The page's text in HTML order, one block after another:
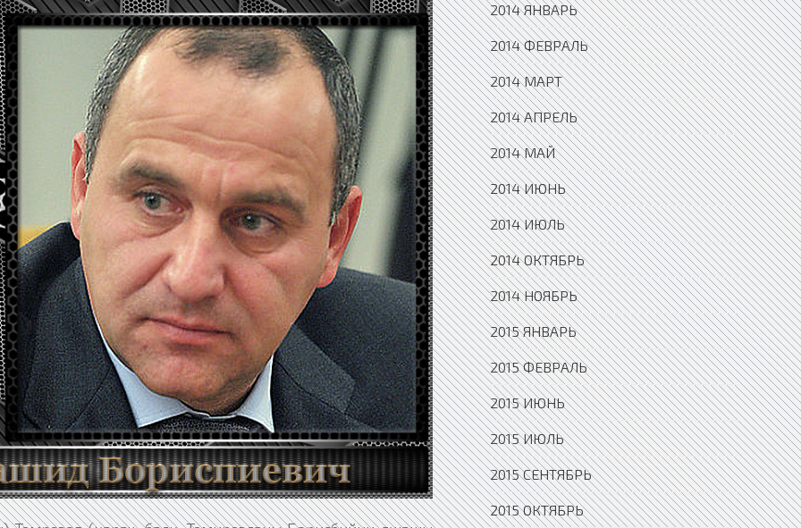
2014 ЯНВАРЬ
2014 ФЕВРАЛЬ
2014 МАРТ
2014 АПРЕЛЬ
2014 МАЙ
2014 ИЮНЬ
2014 ИЮЛЬ
2014 ОКТЯБРЬ
2014 НОЯБРЬ
2015 ЯНВАРЬ
2015 ФЕВРАЛЬ
2015 ИЮНЬ
2015 ИЮЛЬ
2015 СЕНТЯБРЬ
2015 ОКТЯБРЬ